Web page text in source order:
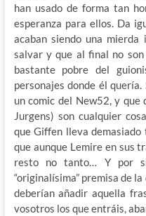
han usado de forma tan
esperanza para ellos. Da
acaban siendo una
salvar y que al final no
bastante pobre del
personajes donde él
un comic del New52, y
Jurgens) son cualquier
que Giffen lleva
que aunque Lemire en sus
resto no tanto… Y por
“originalísima” premisa de
deberían añadir aquella
vosotros los que entráis,